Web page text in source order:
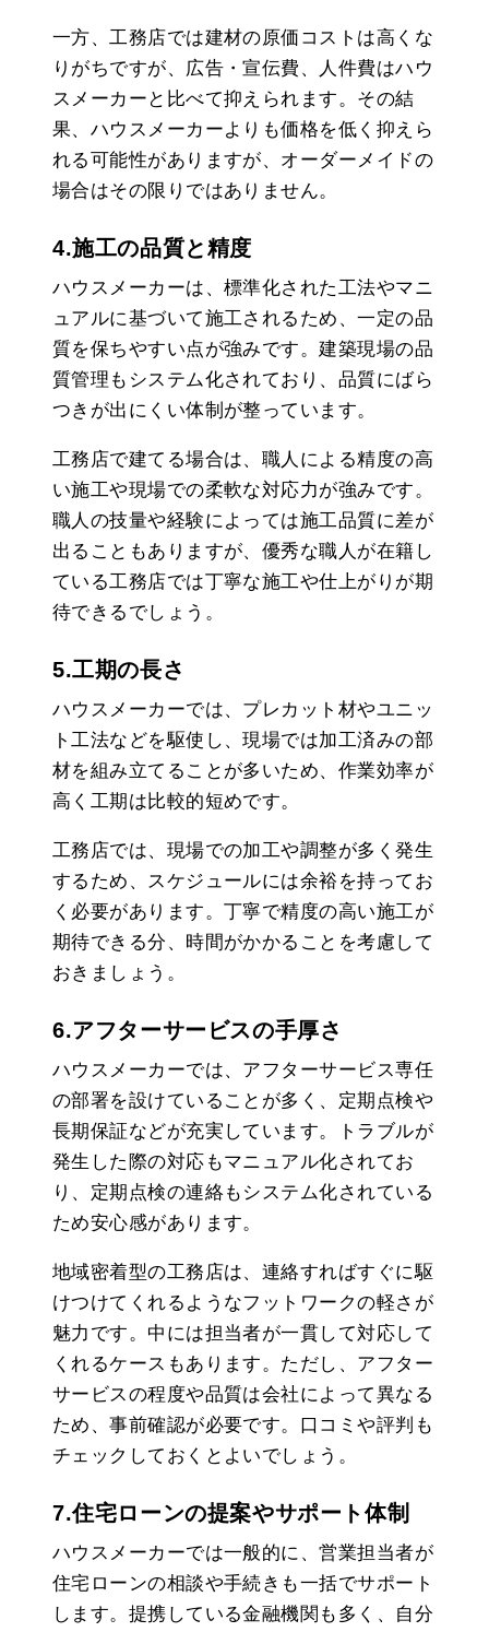
一方、工務店では建材の原価コストは高くな
りがちですが、広告・宣伝費、人件費はハウ
スメーカーと比べて抑えられます。その結
果、ハウスメーカーよりも価格を低く抑えら
れる可能性がありますが、オーダーメイドの
場合はその限りではありません。
4.施工の品質と精度
ハウスメーカーは、標準化された工法やマニ
ュアルに基づいて施工されるため、一定の品
質を保ちやすい点が強みです。建築現場の品
質管理もシステム化されており、品質にばら
つきが出にくい体制が整っています。
工務店で建てる場合は、職人による精度の高
い施工や現場での柔軟な対応力が強みです。
職人の技量や経験によっては施工品質に差が
出ることもありますが、優秀な職人が在籍し
ている工務店では丁寧な施工や仕上がりが期
待できるでしょう。
5.工期の長さ
ハウスメーカーでは、プレカット材やユニッ
ト工法などを駆使し、現場では加工済みの部
材を組み立てることが多いため、作業効率が
高く工期は比較的短めです。
工務店では、現場での加工や調整が多く発生
するため、スケジュールには余裕を持ってお
く必要があります。丁寧で精度の高い施工が
期待できる分、時間がかかることを考慮して
おきましょう。
6.アフターサービスの手厚さ
ハウスメーカーでは、アフターサービス専任
の部署を設けていることが多く、定期点検や
長期保証などが充実しています。トラブルが
発生した際の対応もマニュアル化されてお
り、定期点検の連絡もシステム化されている
ため安心感があります。
地域密着型の工務店は、連絡すればすぐに駆
けつけてくれるようなフットワークの軽さが
魅力です。中には担当者が一貫して対応して
くれるケースもあります。ただし、アフター
サービスの程度や品質は会社によって異なる
ため、事前確認が必要です。口コミや評判も
チェックしておくとよいでしょう。
7.住宅ローンの提案やサポート体制
ハウスメーカーでは一般的に、営業担当者が
住宅ローンの相談や手続きも一括でサポート
します。提携している金融機関も多く、自分